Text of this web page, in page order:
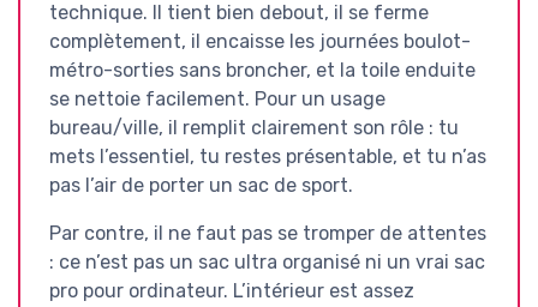
technique. Il tient bien debout, il se ferme
complètement, il encaisse les journées boulot-
métro-sorties sans broncher, et la toile enduite
se nettoie facilement. Pour un usage
bureau/ville, il remplit clairement son rôle : tu
mets l’essentiel, tu restes présentable, et tu n’as
pas l’air de porter un sac de sport.
Par contre, il ne faut pas se tromper de attentes
: ce n’est pas un sac ultra organisé ni un vrai sac
pro pour ordinateur. L’intérieur est assez